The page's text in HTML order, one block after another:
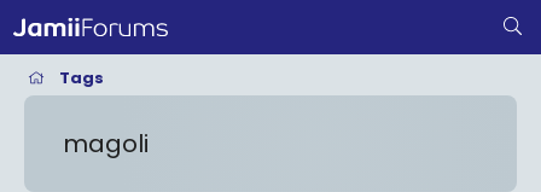
Tags
magoli